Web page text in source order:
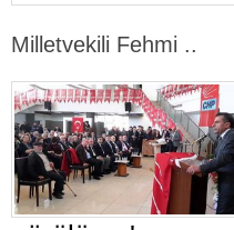
Milletvekili Fehmi ..